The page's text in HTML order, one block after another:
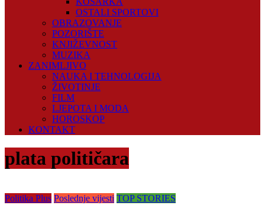
OSTALI SPORTOVI
OBRAZOVANJE
POZORIŠTE
KNJIŽEVNOST
MUZIKA
ZANIMLJIVO
NAUKA I TEHNOLOGIJA
ŽIVOTINJE
FILM
LJEPOTA I MODA
HOROSKOP
KONTAKT
plata političara
Politika Plus Poslednje vijesti TOP STORIES